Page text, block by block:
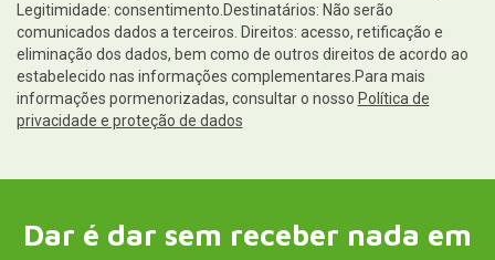
Legitimidade: consentimento.Destinatários: Não serão
comunicados dados a terceiros. Direitos: acesso, retificação e
eliminação dos dados, bem como de outros direitos de acordo ao
estabelecido nas informações complementares.Para mais
informações pormenorizadas, consultar o nosso Política de
privacidade e proteção de dados
Dar é dar sem receber nada em